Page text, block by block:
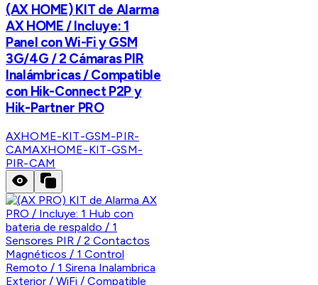
(AX HOME) KIT de Alarma
AX HOME / Incluye: 1
Panel con Wi-Fi y GSM
3G/4G / 2 Cámaras PIR
Inalámbricas / Compatible
con Hik-Connect P2P y
Hik-Partner PRO
AXHOME-KIT-GSM-PIR-
CAMAXHOME-KIT-GSM-
PIR-CAM